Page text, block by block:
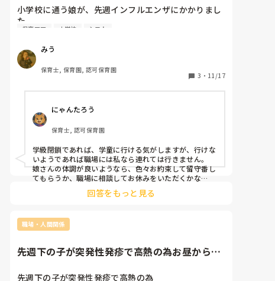
小学校に通う娘が、先週インフルエンザにかかりまし
た。
やっと今日から登園！と思ったら、先程すぐーるにて
私はインフルエンザにならず明日から出勤
「正規の保育士」だが娘はキッズにも行けないし
みなさんはどうしてますか？
お弁当を持たせて、一日保育園で過ごす❓
園長に連絡してみますが、、、。
保育ママ 小学校 シフト
みう
保育士, 保育園, 認可保育園
3 ・ 11/17
にゃんたろう
保育士, 認可保育園
学級閉鎖であれば、学童に行ける気がしますが、行けな
いようであれば職場には私なら連れては行きません。
娘さんの体調が良いようなら、色々お約束して留守番し
てもらうか、職場に相談してお休みをいただくかな
1日は心配であれば、午前中だけ娘さんにがんばっても
職場の雰囲気にもよりますが・・・前例があるなら可能
なのかな？
てはならないことが多々あり、留守番を早くから経験さ
YouTubeは何時ならいいよとか、家から出ないとかお
回答をもっと見る
職場・人間関係
先週下の子が突発性発疹で高熱の為お昼から早
先週下の子が突発性発疹で高熱の為